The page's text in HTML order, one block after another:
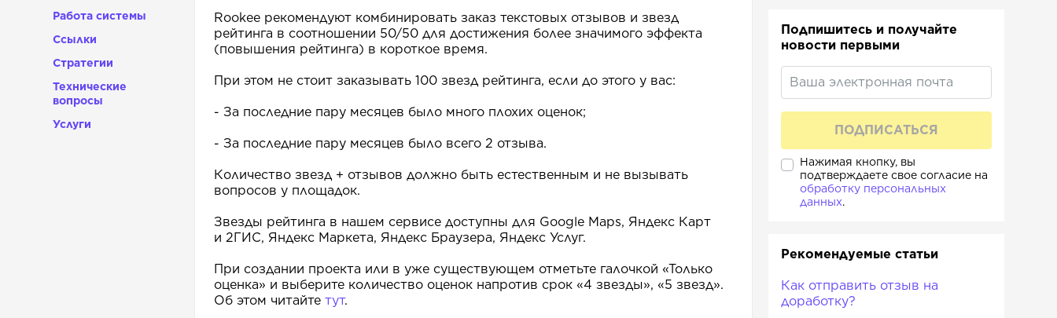
Rookee рекомендуют комбинировать заказ текстовых отзывов и звезд
рейтинга в соотношении 50/50 для достижения более значимого эффекта
(повышения рейтинга) в короткое время.
При этом не стоит заказывать 100 звезд рейтинга, если до этого у вас:
- За последние пару месяцев было много плохих оценок;
- За последние пару месяцев было всего 2 отзыва.
Количество звезд + отзывов должно быть естественным и не вызывать
вопросов у площадок.
Звезды рейтинга в нашем сервисе доступны для Google Maps, Яндекс Карт
и 2ГИС, Яндекс Маркета, Яндекс Браузера, Яндекс Услуг.
При создании проекта или в уже существующем отметьте галочкой «Только
оценка» и выберите количество оценок напротив срок «4 звезды», «5 звезд».
Об этом читайте тут.
Работа системы
Ссылки
Стратегии
Технические
вопросы
Услуги
Подпишитесь и получайте
новости первыми
Нажимая кнопку, вы
подтверждаете свое согласие на
обработку персональных
данных.
Рекомендуемые статьи
Как отправить отзыв на
доработку?